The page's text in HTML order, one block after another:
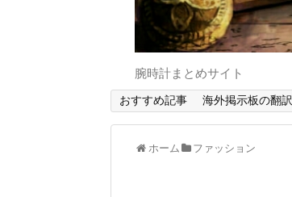
腕時計まとめサイト
おすすめ記事 海外掲示板の翻訳
ホーム ファッション